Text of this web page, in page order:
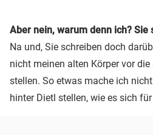
Aber nein, warum denn ich? Sie
Na und, Sie schreiben doch
nicht meinen alten Körper vor
stellen. So etwas mache ich
hinter Dietl stellen, wie es sich